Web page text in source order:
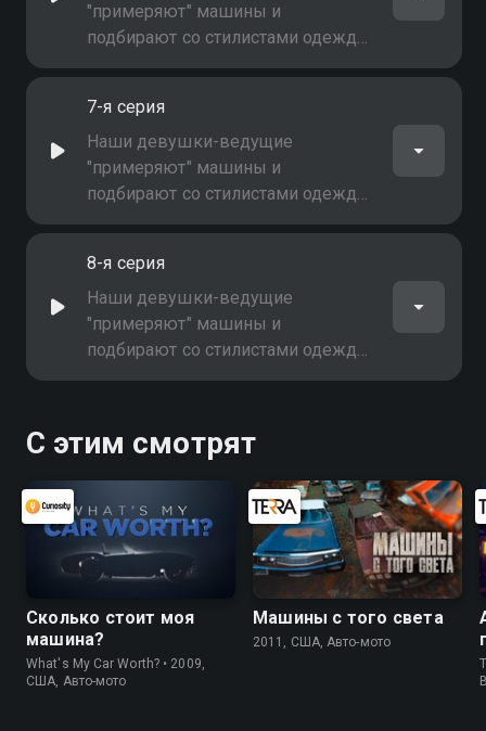
"примеряют" машины и
подбирают со стилистами одежду
и макияж к каждой конкретной
тренде, что модно носить и на чем
кататься
7-я серия
Наши девушки-ведущие
"примеряют" машины и
подбирают со стилистами одежду
и макияж к каждой конкретной
тренде, что модно носить и на чем
кататься
8-я серия
Наши девушки-ведущие
"примеряют" машины и
подбирают со стилистами одежду
и макияж к каждой конкретной
кататься
С этим смотрят
Сколько стоит моя
машина?
What's My Car Worth? • 2009,
США, Авто-мото
Машины с того света
2011, США, Авто-мото